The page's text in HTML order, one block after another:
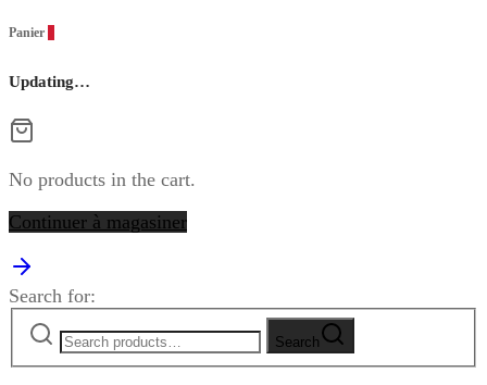
Panier
Updating…
No products in the cart.
Continuer à magasiner
Search for:
Search